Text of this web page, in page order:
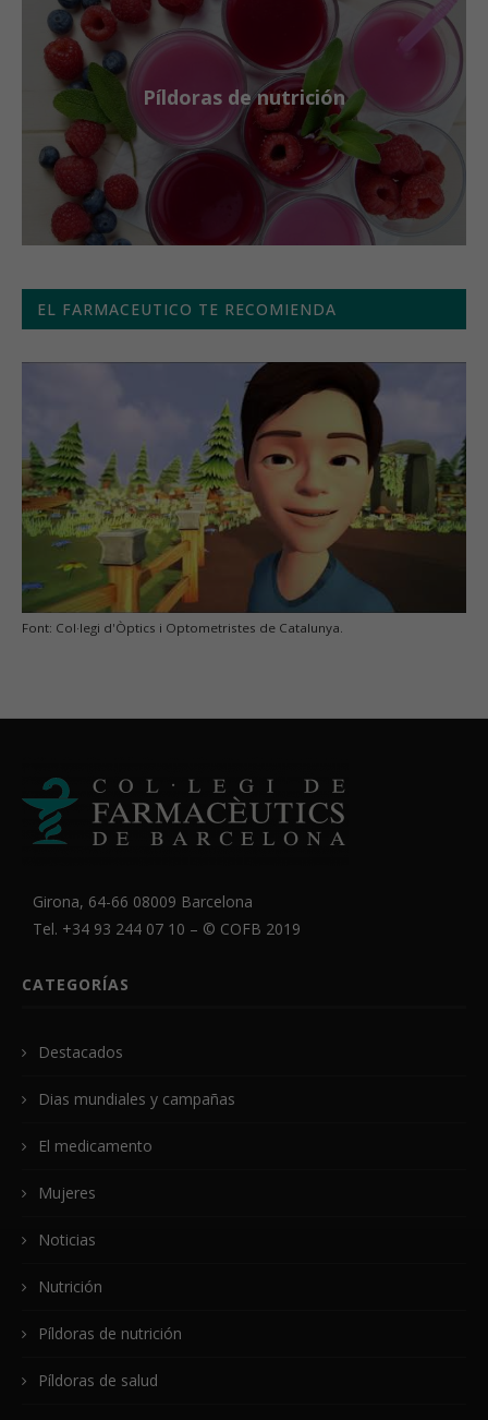
Píldoras de nutrición
EL FARMACEUTICO TE RECOMIENDA
Font: Col·legi d'Òptics i Optometristes de Catalunya.
Girona, 64-66 08009 Barcelona
Tel. +34 93 244 07 10 – © COFB 2019
CATEGORÍAS
Destacados
Dias mundiales y campañas
El medicamento
Mujeres
Noticias
Nutrición
Píldoras de nutrición
Píldoras de salud